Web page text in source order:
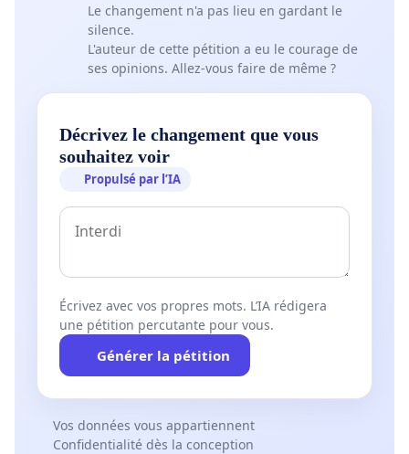
Le changement n'a pas lieu en gardant le
silence.
L'auteur de cette pétition a eu le courage de
ses opinions. Allez-vous faire de même ?
Décrivez le changement que vous
souhaitez voir
Propulsé par l’IA
Écrivez avec vos propres mots. L’IA rédigera
une pétition percutante pour vous.
Générer la pétition
Vos données vous appartiennent
Confidentialité dès la conception